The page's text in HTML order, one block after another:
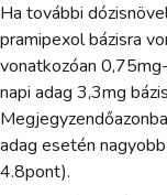
Ha további
pramipexol bázisra
vonatkozóan
napi adag 3,3mg
adag esetén
4.8pont).